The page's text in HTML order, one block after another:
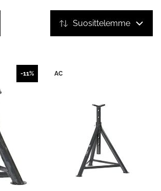
Suosittelemme
-11% AC